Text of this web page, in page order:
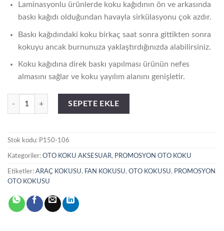
Laminasyonlu ürünlerde koku kağıdının ön ve arkasında
baskı kağıdı olduğundan havayla sirkülasyonu çok azdır.
Baskı kağıdındaki koku birkaç saat sonra gittikten sonra
kokuyu ancak burnunuza yaklaştırdığınızda alabilirsiniz.
Koku kağıdına direk baskı yapılması ürünün nefes
almasını sağlar ve koku yayılım alanını genişletir.
P150-106 OTO KOKUSU PROMOSYON adet
SEPETE EKLE
Stok kodu: P150-106
Kategoriler: OTO KOKU AKSESUAR, PROMOSYON OTO KOKU
Etiketler: ARAÇ KOKUSU, FAN KOKUSU, OTO KOKUSU, PROMOSYON
OTO KOKUSU